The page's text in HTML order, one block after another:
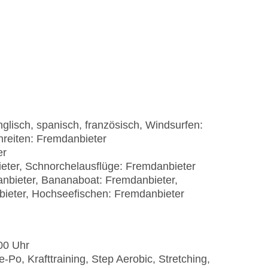
spanisch, französisch, Windsurfen:
Fremdanbieter
Schnorchelausflüge: Fremdanbieter
Bananaboat: Fremdanbieter,
Hochseefischen: Fremdanbieter
Uhr
Po, Krafttraining, Step Aerobic, Stretching,